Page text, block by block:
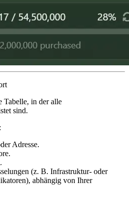
Tabelle, in der alle
sind.
Adresse.
(z. B. Infrastruktur- oder
abhängig von Ihrer